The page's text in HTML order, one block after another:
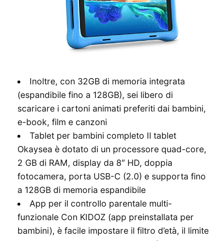
Inoltre, con 32GB di memoria integrata
(espandibile fino a 128GB), sei libero di
scaricare i cartoni animati preferiti dai bambini,
e-book, film e canzoni
Tablet per bambini completo Il tablet
Okaysea è dotato di un processore quad-core,
2 GB di RAM, display da 8″ HD, doppia
fotocamera, porta USB-C (2.0) e supporta fino
a 128GB di memoria espandibile
App per il controllo parentale multi-
funzionale Con KIDOZ (app preinstallata per
bambini), è facile impostare il filtro d’età, il limite